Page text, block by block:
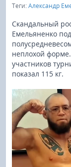
Теги:Александр
Скандальный
Емельяненко
неплохой
участников
показал 115 кг.
Бокс
UFC и MMA
Муай тай